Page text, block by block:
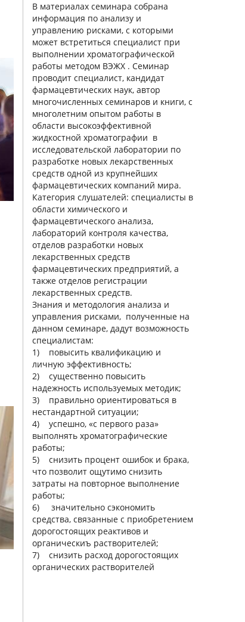
В материалах семинара собрана
информация по анализу и
управлению рисками, с которыми
может встретиться специалист при
выполнении хроматографической
работы методом ВЭЖХ . Семинар
проводит специалист, кандидат
фармацевтических наук, автор
многочисленных семинаров и книги, с
многолетним опытом работы в
области высокоэффективной
жидкостной хроматографии в
исследовательской лаборатории по
разработке новых лекарственных
средств одной из крупнейших
фармацевтических компаний мира.
Категория слушателей: специалисты в
области химического и
фармацевтического анализа,
лабораторий контроля качества,
отделов разработки новых
лекарственных средств
фармацевтических предприятий, а
также отделов регистрации
лекарственных средств.
Знания и методология анализа и
управления рисками, полученные на
данном семинаре, дадут возможность
специалистам:
1) повысить квалификацию и
личную эффективность;
2) существенно повысить
надежность используемых методик;
3) правильно ориентироваться в
нестандартной ситуации;
4) успешно, «с первого раза»
выполнять хроматографические
работы;
5) снизить процент ошибок и брака,
что позволит ощутимо снизить
затраты на повторное выполнение
работы;
6) значительно сэкономить
средства, связанные с приобретением
дорогостоящих реактивов и
органическиъ растворителей;
7) снизить расход дорогостоящих
органических растворителей